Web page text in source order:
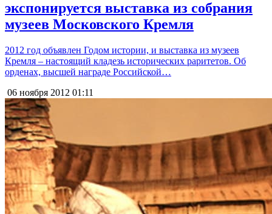
экспонируется выставка из собрания
музеев Московского Кремля
2012 год объявлен Годом истории, и выставка из музеев
Кремля – настоящий кладезь исторических раритетов. Об
орденах, высшей награде Российской…
06 ноября 2012 01:11